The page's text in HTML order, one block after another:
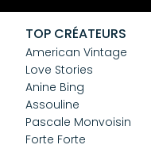
CGV
Confidentialité
Cookies
TOP CRÉATEURS
American Vintage
Love Stories
Anine Bing
Assouline
Pascale Monvoisin
Forte Forte